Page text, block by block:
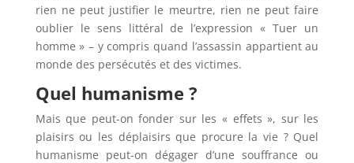
rien ne peut justifier le meurtre, rien ne peut faire
oublier le sens littéral de l’expression « Tuer un
homme » – y compris quand l’assassin appartient au
monde des persécutés et des victimes.
Quel humanisme ?
Mais que peut-on fonder sur les « effets », sur les
plaisirs ou les déplaisirs que procure la vie ? Quel
humanisme peut-on dégager d’une souffrance ou